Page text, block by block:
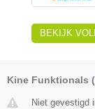
BEKIJK
Kine Funktionals
Niet gevestigd